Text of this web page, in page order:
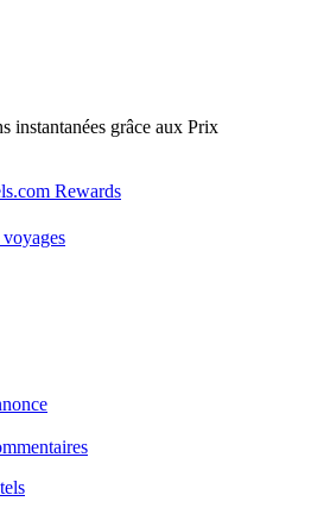
instantanées grâce aux Prix
Rewards